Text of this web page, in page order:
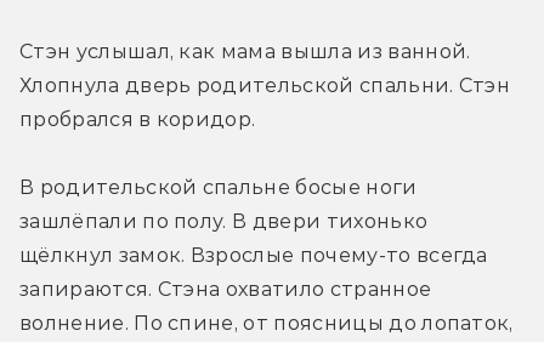
Стэн услышал, как мама вышла из ванной.
Хлопнула дверь родительской спальни. Стэн
пробрался в коридор.
В родительской спальне босые ноги
зашлёпали по полу. В двери тихонько
щёлкнул замок. Взрослые почему-то всегда
запираются. Стэна охватило странное
волнение. По спине, от поясницы до лопаток,